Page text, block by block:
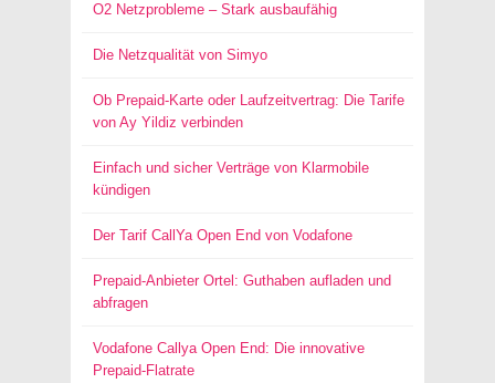
O2 Netzprobleme – Stark ausbaufähig
Die Netzqualität von Simyo
Ob Prepaid-Karte oder Laufzeitvertrag: Die Tarife
von Ay Yildiz verbinden
Einfach und sicher Verträge von Klarmobile
kündigen
Der Tarif CallYa Open End von Vodafone
Prepaid-Anbieter Ortel: Guthaben aufladen und
abfragen
Vodafone Callya Open End: Die innovative
Prepaid-Flatrate